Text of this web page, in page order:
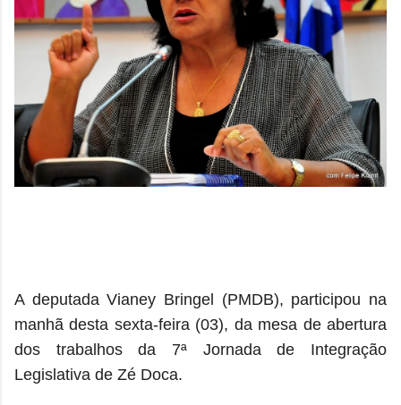
A deputada Vianey Bringel (PMDB), participou na
manhã desta sexta-feira (03), da mesa de abertura
dos trabalhos da 7ª Jornada de Integração
Legislativa de Zé Doca.